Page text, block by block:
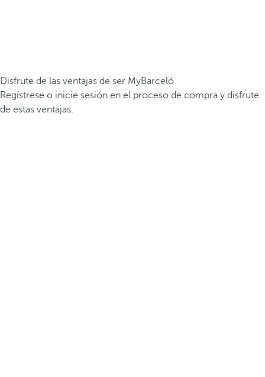
Disfrute de las ventajas de ser MyBarceló
Regístrese o inicie sesión en el proceso de compra y disfrute
de estas ventajas.